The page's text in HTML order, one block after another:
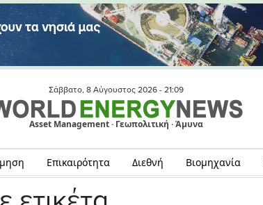
Σάββατο, 8 Αύγουστος 2026 - 21:09
Asset Management · Γεωπολιτική · Άμυνα
Επικαιρότητα Διεθνή Βιομηχανία